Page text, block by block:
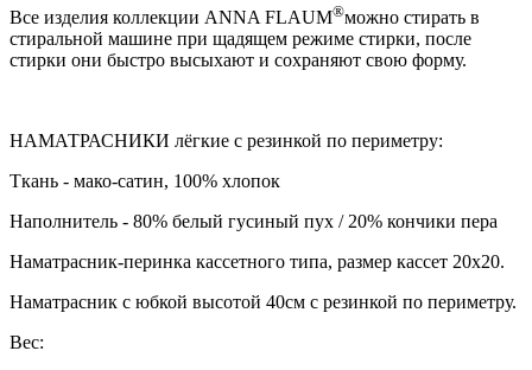
Все изделия коллекции ANNA FLAUM®можно стирать в
стиральной машине при щадящем режиме стирки, после
стирки они быстро высыхают и сохраняют свою форму.
НАМАТРАСНИКИ лёгкие с резинкой по периметру:
Ткань - мако-сатин, 100% хлопок
Наполнитель - 80% белый гусиный пух / 20% кончики пера
Наматрасник-перинка кассетного типа, размер кассет 20х20.
Наматрасник с юбкой высотой 40см с резинкой по периметру.
Вес: